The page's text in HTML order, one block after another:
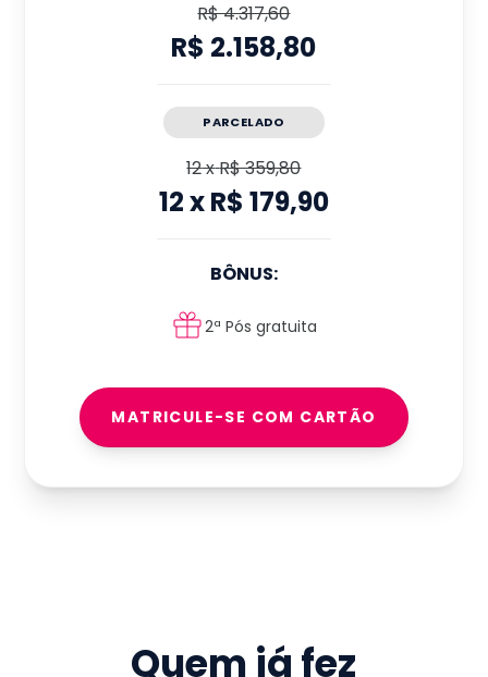
R$ 4.317,60
R$ 2.158,80
PARCELADO
12xR$ 359,80
12xR$ 179,90
BÔNUS:
2ª Pós gratuita
MATRICULE-SE COM CARTÃO
Quem já fez